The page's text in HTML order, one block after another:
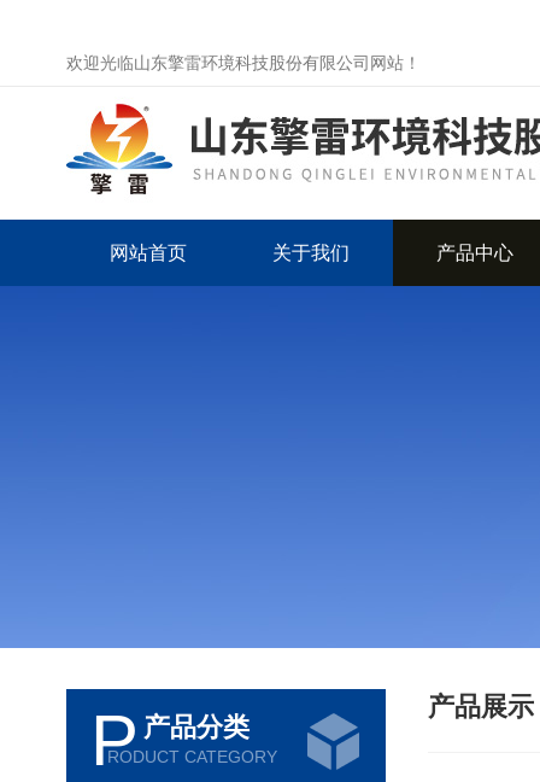
欢迎光临山东擎雷环境科技股份有限公司网站！
网站首页 关于我们 产品中心
P 产品分类
RODUCT CATEGORY
产品展示